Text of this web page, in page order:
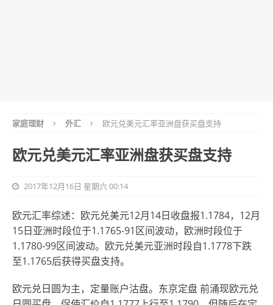
家庭理财 外汇 欧元兑美元汇率亚洲盘获买盘支持
欧元兑美元汇率亚洲盘获买盘支持
2017年12月16日 星期六 00:14
欧元汇率综述：欧元兑美元12月14日收盘报1.1784，12月
15日亚洲时段位于1.1765-91区间波动，欧洲时段位于
1.1780-99区间波动。欧元兑美元亚洲时段自1.1778下跌
至1.1765后获得买盘支持。
欧元兑日圆为主，定量账户沽盘。东京定盘 前涌现欧元兑